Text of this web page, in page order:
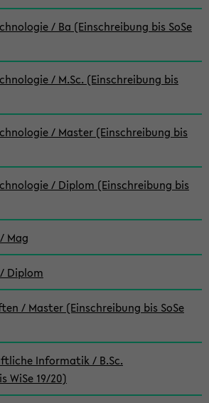
/ Ba (Einschreibung bis SoSe
/ M.Sc. (Einschreibung bis
/ Master (Einschreibung bis
/ Diplom (Einschreibung bis
Mag
Diplom
/ Master (Einschreibung bis SoSe
Informatik / B.Sc.
WiSe 19/20)